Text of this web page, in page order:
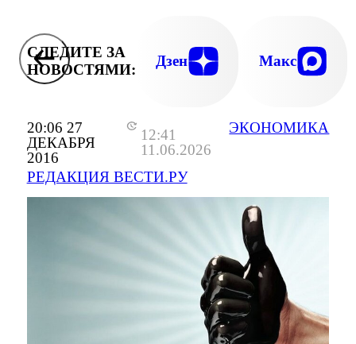
20:06 27
ДЕКАБРЯ
2016
12:41
11.06.2026
РЕДАКЦИЯ ВЕСТИ.РУ
ЭКОНОМИКА
СЛЕДИТЕ ЗА
НОВОСТЯМИ:
Дзен Макс